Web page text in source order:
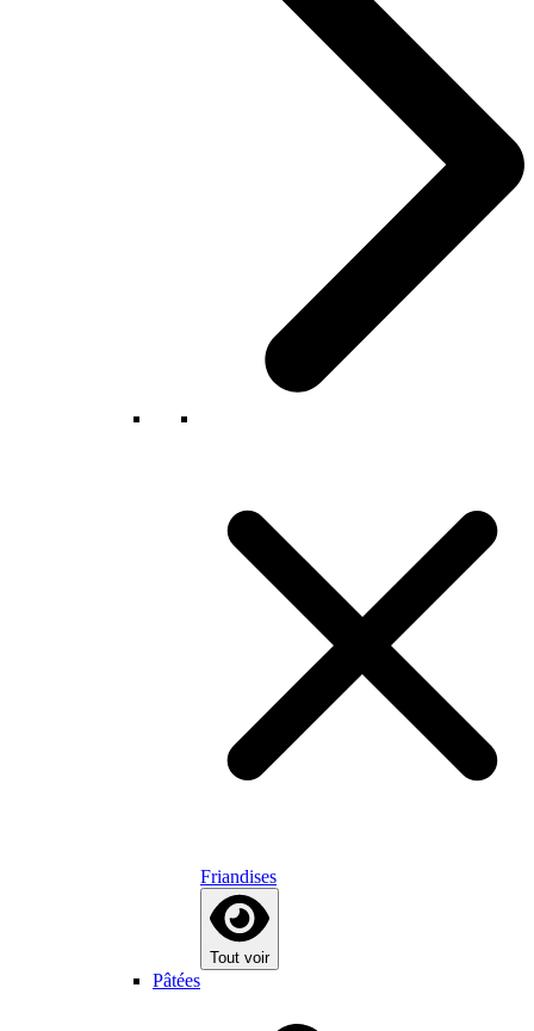
Friandises
Tout voir
Pâtées